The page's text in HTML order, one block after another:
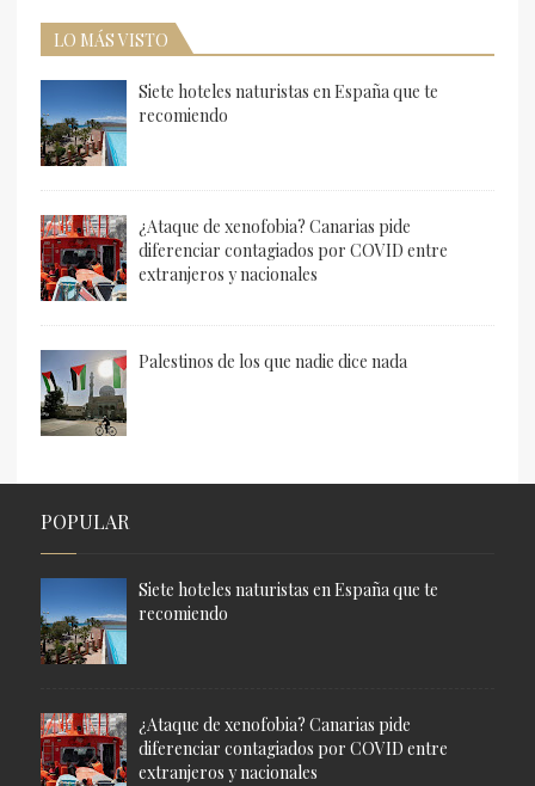
LO MÁS VISTO
Siete hoteles naturistas en España que te
recomiendo
¿Ataque de xenofobia? Canarias pide
diferenciar contagiados por COVID entre
extranjeros y nacionales
Palestinos de los que nadie dice nada
POPULAR
Siete hoteles naturistas en España que te
recomiendo
¿Ataque de xenofobia? Canarias pide
diferenciar contagiados por COVID entre
extranjeros y nacionales